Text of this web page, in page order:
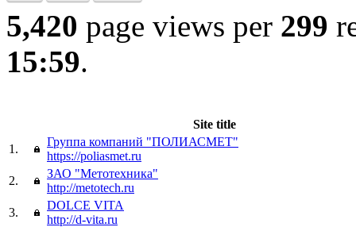
5,420 page views per 299
15:59.
Site title
1.
Группа компаний "ПОЛИАСМЕТ"
https://poliasmet.ru
2.
ЗАО "Метотехника"
http://metotech.ru
3.
DOLCE VITA
http://d-vita.ru